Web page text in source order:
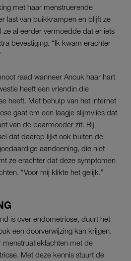
met haar menstruerende
last van buikkrampen en blijft ze
ze al eerder vermoedde dat er iets
bevestiging. “Ik kwam erachter
raad wanneer Anouk haar hart
heeft een vriendin die
heeft. Met behulp van het internet
gaat om een laagje slijmvlies dat
van de baarmoeder zit. Bij
dat daarop lijkt ook buiten de
aandoening, die niet
ze erachter dat deze symptomen
“Voor mij klikte het gelijk.”
is over endometriose, duurt het
een doorverwijzing kan krijgen.
menstruatieklachten met de
Met deze kennis stuurt de